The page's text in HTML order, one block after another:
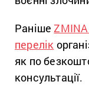
Раніше
перелік
як по
консультації.